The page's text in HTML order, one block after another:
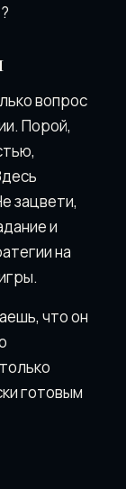
вопрос
Порой,
зацвети,
и
на
что он
готовым